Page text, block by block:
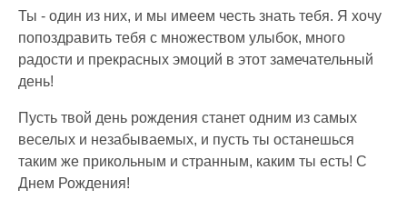
Ты - один из них, и мы имеем честь знать тебя. Я хочу
попоздравить тебя с множеством улыбок, много
радости и прекрасных эмоций в этот замечательный
день!
Пусть твой день рождения станет одним из самых
веселых и незабываемых, и пусть ты останешься
таким же прикольным и странным, каким ты есть! С
Днем Рождения!